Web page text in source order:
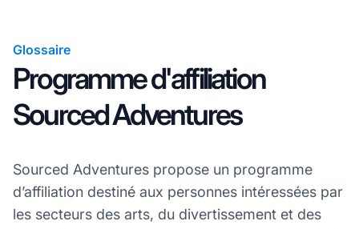
Glossaire
Programme d'affiliation
Sourced Adventures
Sourced Adventures propose un programme
d’affiliation destiné aux personnes intéressées par
les secteurs des arts, du divertissement et des